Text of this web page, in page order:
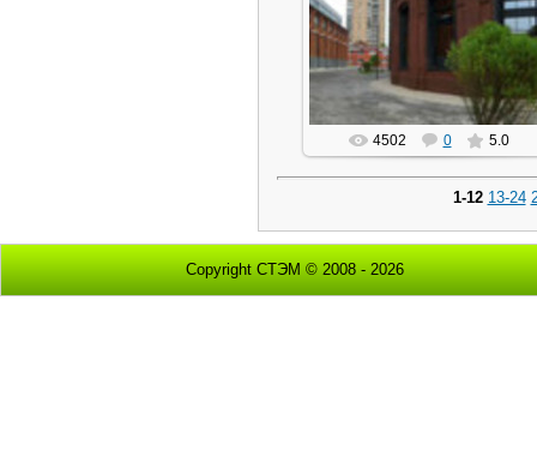
24.05.2015
dod
4502 0 5.0
1-12 13-24
Copyright СТЭМ © 2008 - 2026